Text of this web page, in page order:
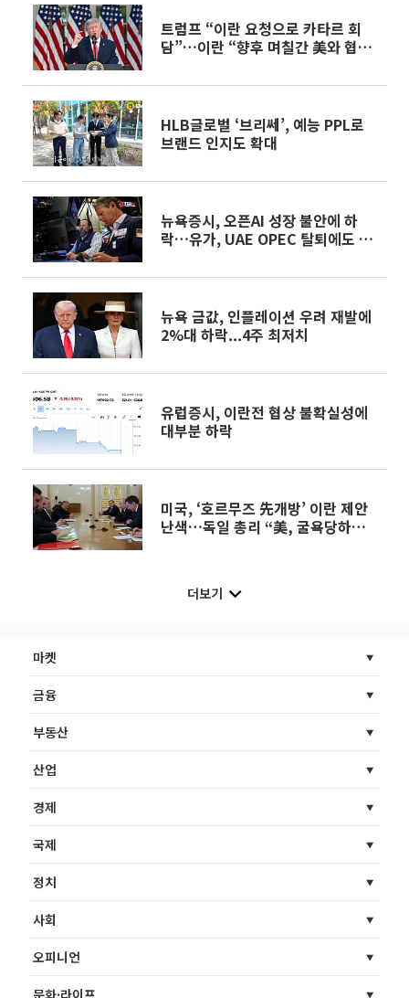
트럼프 “이란 요청으로 카타르 회
담”…이란 “향후 며칠간 美와 협상
HLB글로벌 ‘브리쎄’, 예능 PPL로
브랜드 인지도 확대
뉴욕증시, 오픈AI 성장 불안에 하
락…유가, UAE OPEC 탈퇴에도 급
뉴욕 금값, 인플레이션 우려 재발에
2%대 하락...4주 최저치
유럽증시, 이란전 협상 불확실성에
대부분 하락
미국, ‘호르무즈 先개방’ 이란 제안
난색…독일 총리 “美, 굴욕당하는
더보기
마켓
금융
부동산
산업
경제
국제
정치
사회
오피니언
문화·라이프